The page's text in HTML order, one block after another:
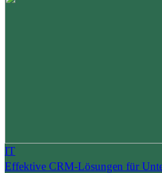
IT
Effektive CRM-Lösungen für